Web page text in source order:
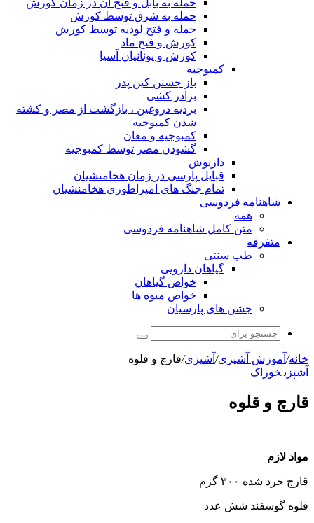
حمله به بابل و فتح آن در زمان کورش
حمله به شرق توسط کورش
حمله و فتح لودیه توسط کورش
کورش و فتح ماد
کورش و یونانیان آسیا
کمبوجیه
باز جستن کین پدر
برادر کشی
بردیه دروغین ، بازگشت از مصر و کشته
شدن کمبوجیه
کمبوجیه و مغان
گشودن مصر توسط کمبوجیه
داریوش
قبایل پارسی در زمان هخامنشیان
تمام جنگ های امپراطوری هخامنشیان
شاهنامه فردوسی
همه
متن کامل شاهنامه فردوسی
متفرقه
طب سنتی
گیاهان دارویی
خواص گیاهان
خواص میوه ها
جشن های پارسیان
جستجو
برای
خانه/ آموزش آشپزی/ آشپزی/قارچ و قلوه
آشپزی خوراک
قارچ و قلوه
مواد لازم
قارچ خرد شده ۳۰۰ گرم
قلوه گوسفند شش عدد